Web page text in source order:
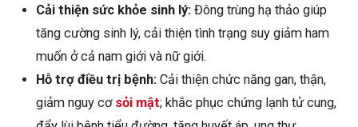
Cải thiện sức khỏe sinh lý: Đông trùng hạ thảo giúp
tăng cường sinh lý, cải thiện tình trạng suy giảm ham
muốn ở cả nam giới và nữ giới.
Hỗ trợ điều trị bệnh: Cải thiện chức năng gan, thận,
giảm nguy cơ sỏi mật; khắc phục chứng lạnh tử cung,